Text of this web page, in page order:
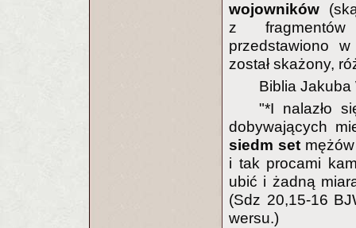
wojowników
z fragmentów
przedstawiono
został skażony,
Biblia Jakuba
"*I nalazło
dobywających
siedm setmężów
i tak procami
ubić i żadną
(Sdz 20,15-16
wersu.)